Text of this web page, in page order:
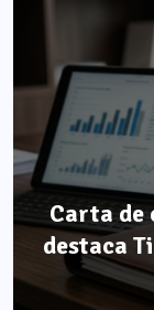
Carta de
destaca